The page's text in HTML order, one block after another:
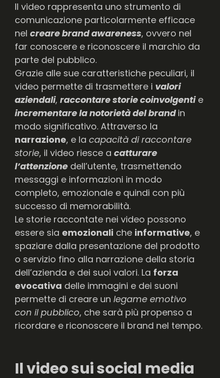
Il video rappresenta uno strumento di
comunicazione particolarmente efficace
nel creare brand awareness, ovvero nel
far conoscere e riconoscere il marchio da
parte del pubblico.
Grazie alle sue caratteristiche peculiari, il
video permette di trasmettere i valori
aziendali, raccontare storie coinvolgentie
incrementare la notorietà del brandin
modo significativo. Attraverso la
narrazione, e la capacità di raccontare
storie, il video riesce a catturare
l’attenzione dell’utente, trasmettendo
messaggi e informazioni in modo
completo, emozionale e quindi con più
successo di memorabilità.
Le storie raccontate nei video possono
essere sia emozionali che informative, e
spaziare dalla presentazione del prodotto
o servizio fino alla narrazione della storia
dell’azienda e dei suoi valori. La forza
evocativa delle immagini e dei suoni
permette di creare un legame emotivo
con il pubblico, che sarà più propenso a
ricordare e riconoscere il brand nel tempo.
Il video sui social media